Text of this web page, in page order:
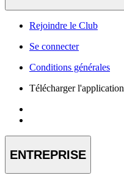
Rejoindre le Club
Se connecter
Conditions générales
Télécharger l'application
ENTREPRISE